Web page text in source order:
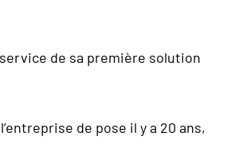
service de sa première solution
de pose il y a 20 ans,